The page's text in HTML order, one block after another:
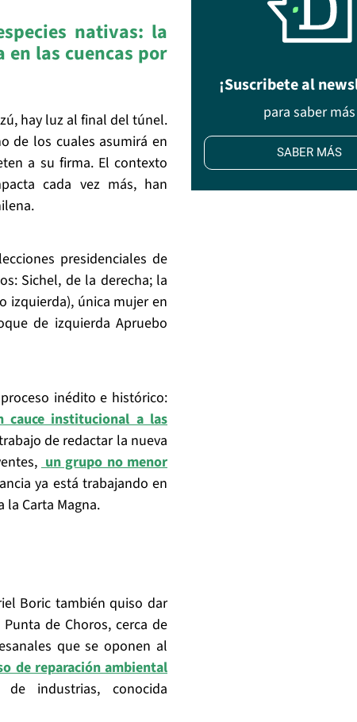
nativas: la
las cuencas por
hay luz al final del túnel.
de los cuales asumirá en
a su firma. El contexto
cada vez más, han
presidenciales de
Sichel, de la derecha; la
izquierda), única mujer en
de izquierda Apruebo
inédito e histórico:
cauce institucional a las
de redactar la nueva
un grupo no menor
ya está trabajando en
Carta Magna.
Boric también quiso dar
de Choros, cerca de
que se oponen al
de reparación ambiental
industrias, conocida
¡Suscribete al
para saber más
SABER MÁS